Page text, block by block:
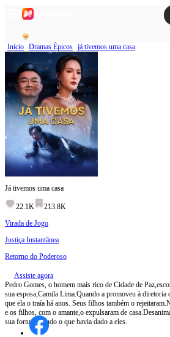
Início Dramas Épicos já tivemos uma casa
Já tivemos uma casa
22.1K
213.8K
Virada de Jogo
Justiça Instantânea
Retorno do Poderoso
Assiste agora
Pedro Gomes, o homem mais rico de Cidade de
sua esposa,Camila Lima.Quando a promoveu à diretoria
que ela o traía há anos. Seus filhos também o
e os filhos, com o amante,o expulsaram de
sua fortuna e tudo o que havia dado a eles.